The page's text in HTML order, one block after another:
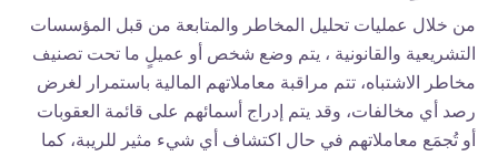
من خلال عمليات تحليل المخاطر والمتابعة من قبل المؤسسات
التشريعية والقانونية ، يتم وضع شخص أو عميلٍ ما تحت تصنيف
مخاطر الاشتباه، تتم مراقبة معاملاتهم المالية باستمرار لغرض
رصد أي مخالفات، وقد يتم إدراج أسمائهم على قائمة العقوبات
أو تُجمَع معاملاتهم في حال اكتشاف أي شيء مثير للريبة، كما